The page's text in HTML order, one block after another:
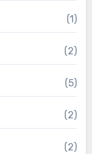
(1)
(2)
(5)
(2)
(2)